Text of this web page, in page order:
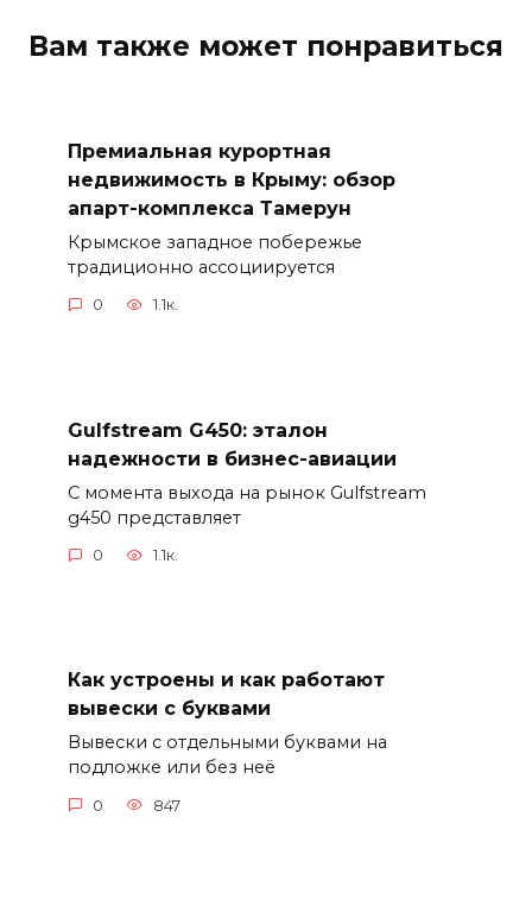
Вам также может понравиться
Премиальная курортная
недвижимость в Крыму: обзор
апарт-комплекса Тамерун
Крымское западное побережье
традиционно ассоциируется
0 1.1к.
Gulfstream G450: эталон
надежности в бизнес-авиации
С момента выхода на рынок Gulfstream
g450 представляет
0 1.1к.
Как устроены и как работают
вывески с буквами
Вывески с отдельными буквами на
подложке или без неё
0 847